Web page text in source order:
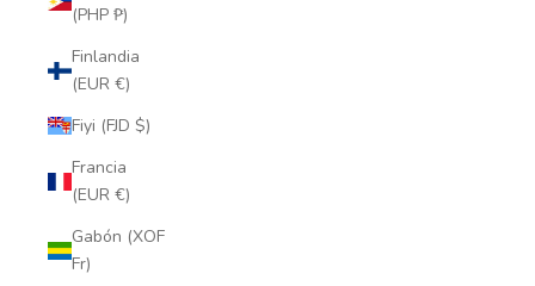
(PHP ₱)
Finlandia
(EUR €)
Fiyi (FJD $)
Francia
(EUR €)
Gabón (XOF
Fr)